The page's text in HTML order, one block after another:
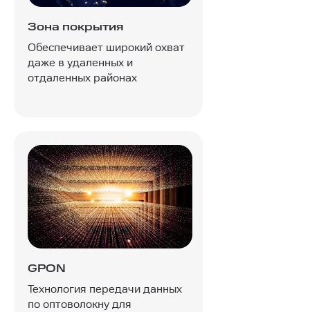
Зона покрытия
Обеспечивает широкий охват
даже в удаленных и
отдаленных районах
GPON
Технология передачи данных
по оптоволокну для